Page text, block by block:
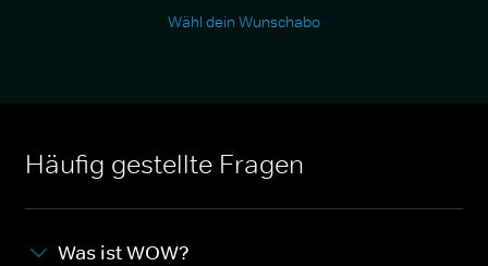
Wähl dein Wunschabo
Häufig gestellte Fragen
Was ist WOW?